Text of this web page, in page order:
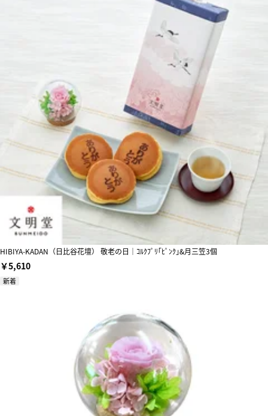
HIBIYA-KADAN（日比谷花壇） 敬老の日｜ｺﾙｸﾌﾟﾘ｢ﾋﾟﾝｸ｣&月三笠3個
￥5,610
新着